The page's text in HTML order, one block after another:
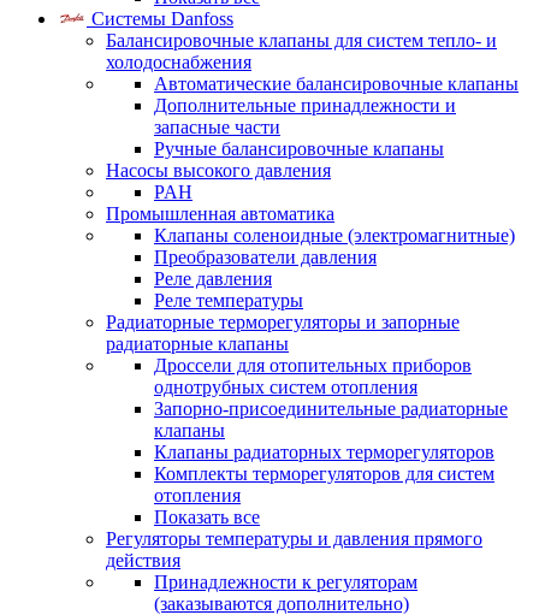
Системы Danfoss
Балансировочные клапаны для систем тепло- и
холодоснабжения
Автоматические балансировочные клапаны
Дополнительные принадлежности и
запасные части
Ручные балансировочные клапаны
Насосы высокого давления
PAH
Промышленная автоматика
Клапаны соленоидные (электромагнитные)
Преобразователи давления
Реле давления
Реле температуры
Радиаторные терморегуляторы и запорные
радиаторные клапаны
Дроссели для отопительных приборов
однотрубных систем отопления
Запорно-присоединительные радиаторные
клапаны
Клапаны радиаторных терморегуляторов
Комплекты терморегуляторов для систем
отопления
Показать все
Регуляторы температуры и давления прямого
действия
Принадлежности к регуляторам
(заказываются дополнительно)